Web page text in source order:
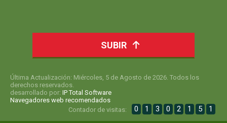
SUBIR
Última Actualización: Miércoles, 5 de Agosto de 2026. Todos los
derechos reservados.
desarrollado por: IP Total Software
Navegadores web recomendados
Contador de visitas:
0 1 3 0 2 1 5 1